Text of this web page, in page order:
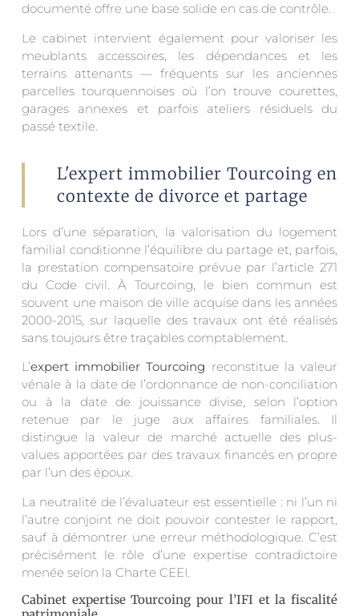
documenté offre une base solide en cas de contrôle.
Le cabinet intervient également pour valoriser les
meublants accessoires, les dépendances et les
terrains attenants — fréquents sur les anciennes
parcelles tourquennoises où l’on trouve courettes,
garages annexes et parfois ateliers résiduels du
passé textile.
L'expert immobilier Tourcoing en
contexte de divorce et partage
Lors d’une séparation, la valorisation du logement
familial conditionne l’équilibre du partage et, parfois,
la prestation compensatoire prévue par l’article 271
du Code civil. À Tourcoing, le bien commun est
souvent une maison de ville acquise dans les années
2000-2015, sur laquelle des travaux ont été réalisés
sans toujours être traçables comptablement.
L’expert immobilier Tourcoing reconstitue la valeur
vénale à la date de l’ordonnance de non-conciliation
ou à la date de jouissance divise, selon l’option
retenue par le juge aux affaires familiales. Il
distingue la valeur de marché actuelle des plus-
values apportées par des travaux financés en propre
par l’un des époux.
La neutralité de l’évaluateur est essentielle : ni l’un ni
l’autre conjoint ne doit pouvoir contester le rapport,
sauf à démontrer une erreur méthodologique. C’est
précisément le rôle d’une expertise contradictoire
menée selon la Charte CEEI.
Cabinet expertise Tourcoing pour l’IFI et la fiscalité